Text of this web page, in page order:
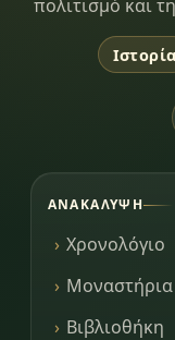
πολιτισμό και
Ιστορία
ΑΝΑΚΆΛΥΨΗ
Χρονολόγιο
Βιβλιοθήκη